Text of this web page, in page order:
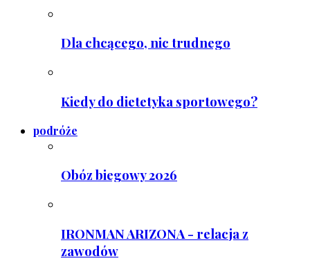
Dla chcącego, nic trudnego
Kiedy do dietetyka sportowego?
podróże
Obóz biegowy 2026
IRONMAN ARIZONA - relacja z
zawodów